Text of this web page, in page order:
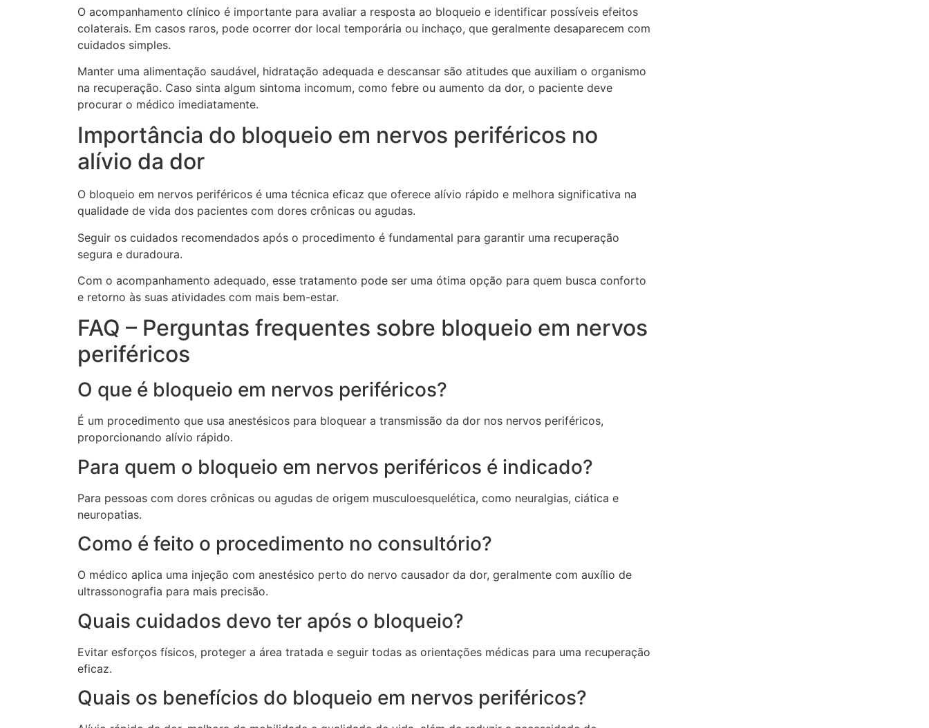
O acompanhamento clínico é importante para avaliar a resposta ao bloqueio e identificar possíveis efeitos
colaterais. Em casos raros, pode ocorrer dor local temporária ou inchaço, que geralmente desaparecem com
cuidados simples.
Manter uma alimentação saudável, hidratação adequada e descansar são atitudes que auxiliam o organismo
na recuperação. Caso sinta algum sintoma incomum, como febre ou aumento da dor, o paciente deve
procurar o médico imediatamente.
Importância do bloqueio em nervos periféricos no
alívio da dor
O bloqueio em nervos periféricos é uma técnica eficaz que oferece alívio rápido e melhora significativa na
qualidade de vida dos pacientes com dores crônicas ou agudas.
Seguir os cuidados recomendados após o procedimento é fundamental para garantir uma recuperação
segura e duradoura.
Com o acompanhamento adequado, esse tratamento pode ser uma ótima opção para quem busca conforto
e retorno às suas atividades com mais bem-estar.
FAQ – Perguntas frequentes sobre bloqueio em nervos
periféricos
O que é bloqueio em nervos periféricos?
É um procedimento que usa anestésicos para bloquear a transmissão da dor nos nervos periféricos,
proporcionando alívio rápido.
Para quem o bloqueio em nervos periféricos é indicado?
Para pessoas com dores crônicas ou agudas de origem musculoesquelética, como neuralgias, ciática e
neuropatias.
Como é feito o procedimento no consultório?
O médico aplica uma injeção com anestésico perto do nervo causador da dor, geralmente com auxílio de
ultrassonografia para mais precisão.
Quais cuidados devo ter após o bloqueio?
Evitar esforços físicos, proteger a área tratada e seguir todas as orientações médicas para uma recuperação
eficaz.
Quais os benefícios do bloqueio em nervos periféricos?